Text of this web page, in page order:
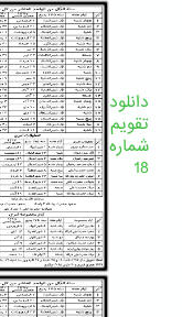
دانلود
تقویم
شماره
18